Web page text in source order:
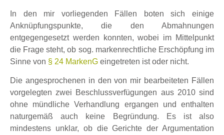
In den mir vorliegenden Fällen boten sich einige
Anknüpfungspunkte, die den Abmahnungen
entgegengesetzt werden konnten, wobei im Mittelpunkt
die Frage steht, ob sog. markenrechtliche Erschöpfung im
Sinne von § 24 MarkenG eingetreten ist oder nicht.
Die angesprochenen in den von mir bearbeiteten Fällen
vorgelegten zwei Beschlussverfügungen aus 2010 sind
ohne mündliche Verhandlung ergangen und enthalten
naturgemäß auch keine Begründung. Es ist also
mindestens unklar, ob die Gerichte der Argumentation